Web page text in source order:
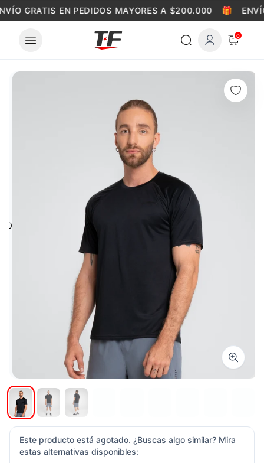
Skip to content
GRATIS EN PEDIDOS MAYORES A $200.000 🎁
0
0
Zoom
Este producto está agotado. ¿Buscas algo similar? Mira
estas alternativas disponibles: